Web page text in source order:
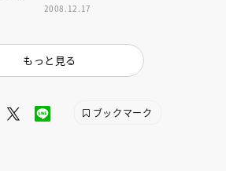
2008.12.17
もっと見る
ブックマーク